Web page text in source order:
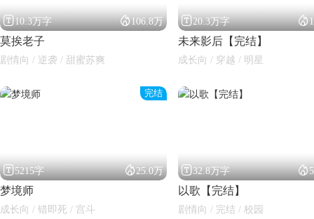
10.3万字 106.8万
莫挨老子
剧情向 / 逆袭 / 甜蜜苏爽
20.3万字 
未来影后【完结】
成长向 / 穿越 / 明星
完结
5215字 25.0万
梦境师
成长向 / 错即死 / 宫斗
32.8万字 
以歌【完结】
剧情向 / 完结 / 校园